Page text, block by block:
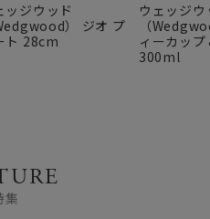
ッジウッド
） ジオ プ
ト 28cm
ウェッジウ
（
ィーカッ
300ml
集